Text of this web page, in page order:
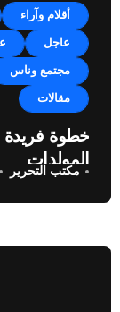
أقلام وآراء
عاجل
مجتمع وناس
مقالات
خطوة
المولدات
مكتب التحرير